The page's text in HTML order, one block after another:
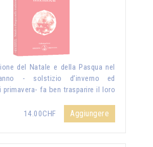
del Natale e della Pasqua nel
- solstizio d’inverno ed
primavera- fa ben trasparire il loro
14.00CHF
Aggiungere